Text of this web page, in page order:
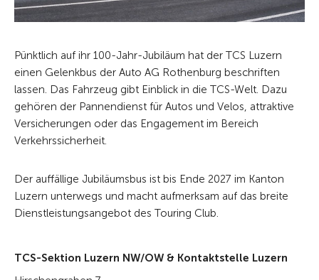
Pünktlich auf ihr 100-Jahr-Jubiläum hat der TCS Luzern
einen Gelenkbus der Auto AG Rothenburg beschriften
lassen. Das Fahrzeug gibt Einblick in die TCS-Welt. Dazu
gehören der Pannendienst für Autos und Velos, attraktive
Versicherungen oder das Engagement im Bereich
Verkehrssicherheit.
Der auffällige Jubiläumsbus ist bis Ende 2027 im Kanton
Luzern unterwegs und macht aufmerksam auf das breite
Dienstleistungsangebot des Touring Club.
TCS-Sektion Luzern NW/OW & Kontaktstelle Luzern